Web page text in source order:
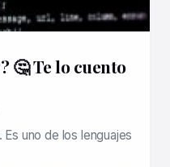
🤔 Te lo cuento
uno de los lenguajes